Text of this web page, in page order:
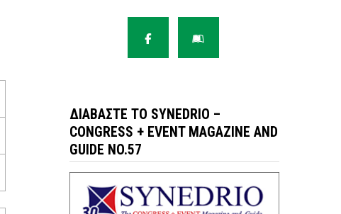
ΔΙΑΒΆΣΤΕ ΤΟ SYNEDRIO –
CONGRESS + EVENT MAGAZINE AND
GUIDE NO.57